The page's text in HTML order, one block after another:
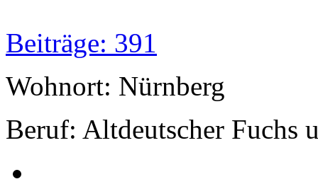
Beiträge: 391
Wohnort: Nürnberg
Beruf: Altdeutscher Fuchs